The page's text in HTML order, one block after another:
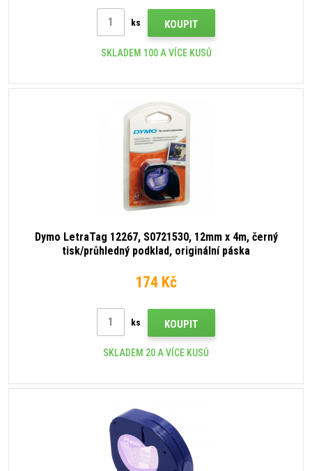
ks KOUPIT
SKLADEM 100 A VÍCE KUSŮ
Dymo LetraTag 12267, S0721530, 12mm x 4m, černý
tisk/průhledný podklad, originální páska
174 Kč
ks KOUPIT
SKLADEM 20 A VÍCE KUSŮ